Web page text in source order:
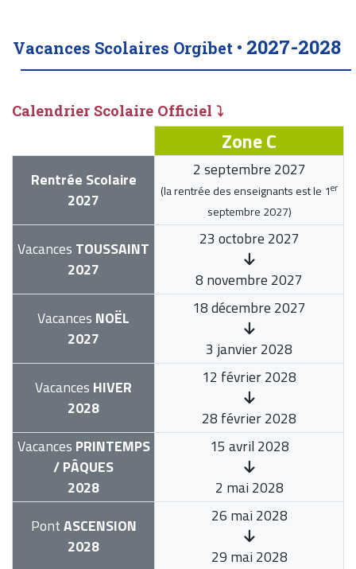
Vacances Scolaires Orgibet • 2027-2028
Calendrier Scolaire Officiel ⤵
Zone C
Rentrée Scolaire
2027
2 septembre 2027
(la rentrée des enseignants est le 1er
septembre 2027)
Vacances TOUSSAINT
2027
23 octobre 2027
8 novembre 2027
Vacances NOËL
2027
18 décembre 2027
3 janvier 2028
Vacances HIVER
2028
12 février 2028
28 février 2028
Vacances PRINTEMPS
/ PÂQUES
2028
15 avril 2028
2 mai 2028
PontASCENSION
2028
26 mai 2028
29 mai 2028